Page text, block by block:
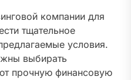
компании для
тщательное
условия.
выбирать
прочную финансовую